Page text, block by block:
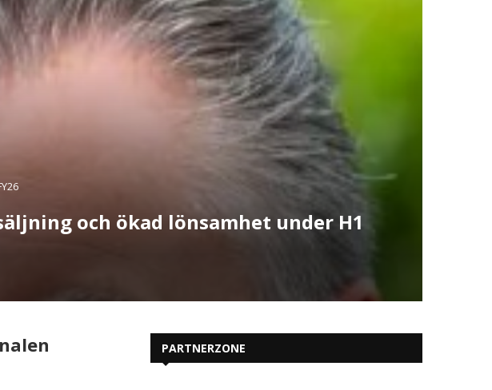
och ökad lönsamhet under H1
PARTNERZONE